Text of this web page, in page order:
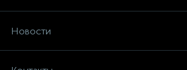
Новости